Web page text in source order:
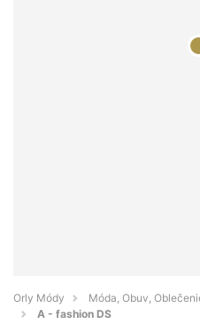
Orly Módy
Móda, Obuv,
A - fashion DS